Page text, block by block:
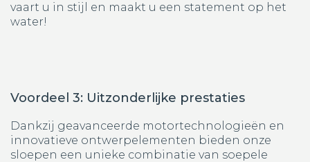
vaart u in stijl en maakt u een statement op het
water!
Voordeel 3: Uitzonderlijke prestaties
Dankzij geavanceerde motortechnologieën en
innovatieve ontwerpelementen bieden onze
sloepen een unieke combinatie van soepele